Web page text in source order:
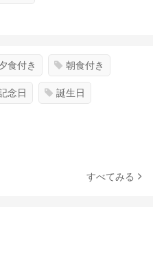
食付き 朝食付き
念日 誕生日
すべてみる